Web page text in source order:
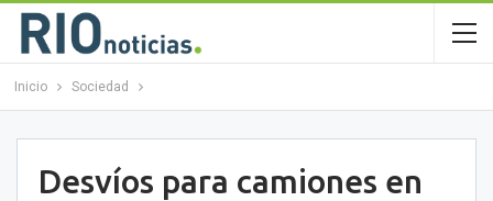
Inicio Sociedad
Desvíos para camiones en